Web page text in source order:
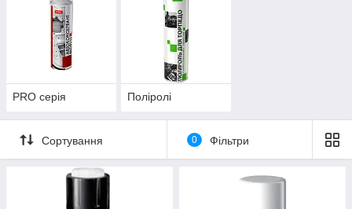
PRO серія Поліролі
Сортування 0 Фільтри